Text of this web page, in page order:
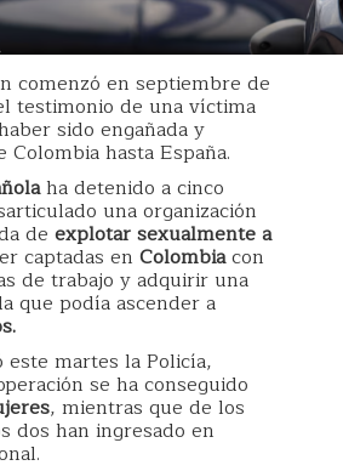
comenzó en septiembre de
testimonio de una víctima
sido engañada y
Colombia hasta España.
ha detenido a cinco
una organización
de explotar sexualmente a
captadas en Colombiacon
de trabajo y adquirir una
que podía ascender a
martes la Policía,
se ha conseguido
, mientras que de los
dos han ingresado en